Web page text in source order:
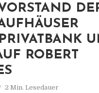
ROBERT
2 Min. Lesedauer